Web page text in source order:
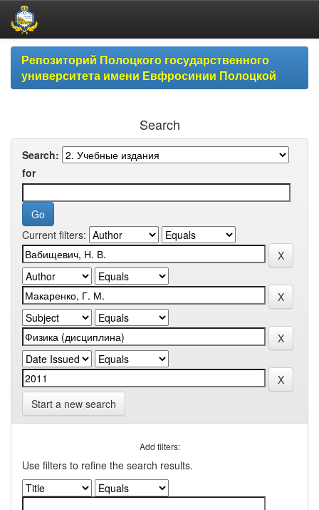
Skip
navigationРепозиторий Полоцкого государственного
университета имени Евфросинии Полоцкой
Search
Search:
for
Current filters:
Start a new search
Add filters:
Use filters to refine the search results.